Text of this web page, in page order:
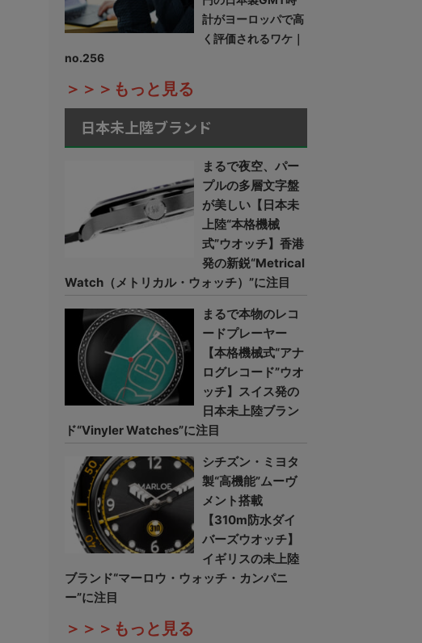
計がヨーロッパで高
く評価されるワケ｜
no.256
＞＞＞もっと見る
日本未上陸ブランド
まるで夜空、パー
プルの多層文字盤
が美しい【日本未
上陸“本格機械
式”ウオッチ】香港
発の新鋭“Metrical
Watch（メトリカル・ウォッチ）”に注目
まるで本物のレコ
ードプレーヤー
【本格機械式“アナ
ログレコード”ウオ
ッチ】スイス発の
日本未上陸ブラン
ド“Vinyler Watches”に注目
シチズン・ミヨタ
製“高機能”ムーヴ
メント搭載
【310m防水ダイ
バーズウオッチ】
イギリスの未上陸
ブランド“マーロウ・ウォッチ・カンパニ
ー”に注目
＞＞＞もっと見る